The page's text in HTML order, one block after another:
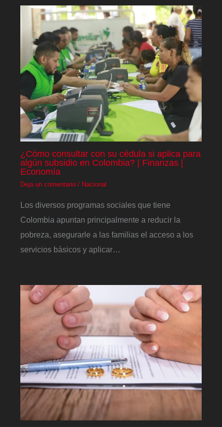
¿Cómo consultar con su cédula si aplica para
algún subsidio en Colombia? | Finanzas |
Economía
Deja un comentario / Nacional
Los diversos programas sociales que tiene
Colombia apuntan principalmente a reducir la
pobreza, asegurarle a las familias el acceso a los
servicios básicos y aplicar…